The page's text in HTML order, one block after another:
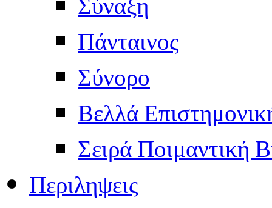
Πάνταινος
Σύνορο
Βελλά
Σειρά Ποιμαντική
Περιληψεις